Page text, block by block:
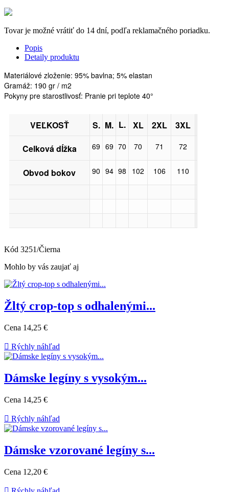
Tovar je možné vrátiť do 14 dní, podľa reklamačného poriadku.
Popis
Detaily produktu
Materiálové zloženie: 95% bavlna; 5% elastan
Gramáž: 190 gr / m2
Pokyny pre starostlivosť: Pranie pri teplote 40°
VEĽKOSŤ S. M. L. XL 2XL
3XL
Celková dĺžka
69 69 70 70 71 72
Obvod bokov 90 94 98 102 106 110
Kód 3251/Čierna
Mohlo by vás zaujať aj
Žltý crop-top s odhalenými...
Cena 14,25 €
 Rýchly náhľad
Dámske legíny s vysokým...
Cena 14,25 €
 Rýchly náhľad
Dámske vzorované legíny s...
Cena 12,20 €